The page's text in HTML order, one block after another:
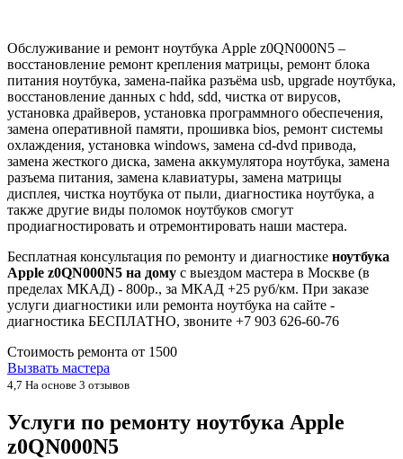
Обслуживание и ремонт ноутбука Apple z0QN000N5 –
восстановление ремонт крепления матрицы, ремонт блока
питания ноутбука, замена-пайка разъёма usb, upgrade ноутбука,
восстановление данных с hdd, sdd, чистка от вирусов,
установка драйверов, установка программного обеспечения,
замена оперативной памяти, прошивка bios, ремонт системы
охлаждения, установка windows, замена cd-dvd привода,
замена жесткого диска, замена аккумулятора ноутбука, замена
разъема питания, замена клавиатуры, замена матрицы
дисплея, чистка ноутбука от пыли, диагностика ноутбука, а
также другие виды поломок ноутбуков смогут
продиагностировать и отремонтировать наши мастера.
Бесплатная консультация по ремонту и диагностике ноутбука
Apple z0QN000N5 на дому с выездом мастера в Москве (в
пределах МКАД) - 800р., за МКАД +25 руб/км. При заказе
услуги диагностики или ремонта ноутбука на сайте -
диагностика БЕСПЛАТНО, звоните +7 903 626-60-76
Стоимость ремонта от 1500
Вызвать мастера
4,7 На основе 3 отзывов
Услуги по ремонту ноутбука Apple
z0QN000N5